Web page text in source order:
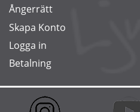
Ångerrätt
Skapa Konto
Logga in
Betalning